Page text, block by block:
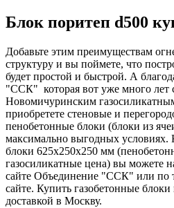
Блок поритеп d500
Добавьте этим преимуществам
структуру и вы поймете, что
будет простой и быстрой. А
"ССК" которая вот уже много лет
Новомичуринским
приобретете стеновые и
пенобетонные блоки (блоки из
максимально выгодных условиях.
блоки 625х250х250 мм
газосиликатные цена) вы можете
сайте Объединение "ССК" или по
сайте. Купить газобетонные
доставкой в Москву.